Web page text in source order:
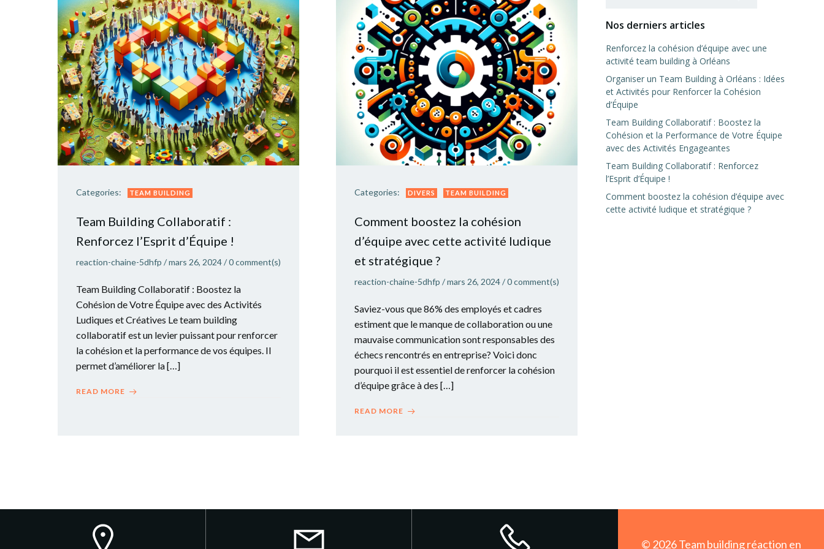
Categories: TEAM BUILDING
Team Building Collaboratif :
Renforcez l’Esprit d’Équipe !
reaction-chaine-5dhfp /mars 26, 2024/0comment(s)
Team Building Collaboratif : Boostez la
Cohésion de Votre Équipe avec des Activités
Ludiques et Créatives Le team building
collaboratif est un levier puissant pour renforcer
la cohésion et la performance de vos équipes. Il
permet d’améliorer la […]
READ MORE
Categories: DIVERS TEAM BUILDING
Comment boostez la cohésion
d’équipe avec cette activité ludique
et stratégique ?
reaction-chaine-5dhfp /mars 26, 2024/0comment(s)
Saviez-vous que 86% des employés et cadres
estiment que le manque de collaboration ou une
mauvaise communication sont responsables des
échecs rencontrés en entreprise? Voici donc
pourquoi il est essentiel de renforcer la cohésion
d’équipe grâce à des […]
READ MORE
Nos derniers articles
Renforcez la cohésion d’équipe avec une
activité team building à Orléans
Organiser un Team Building à Orléans : Idées
et Activités pour Renforcer la Cohésion
d’Équipe
Team Building Collaboratif : Boostez la
Cohésion et la Performance de Votre Équipe
avec des Activités Engageantes
Team Building Collaboratif : Renforcez
l’Esprit d’Équipe !
Comment boostez la cohésion d’équipe avec
cette activité ludique et stratégique ?
© 2026 Team building réaction en